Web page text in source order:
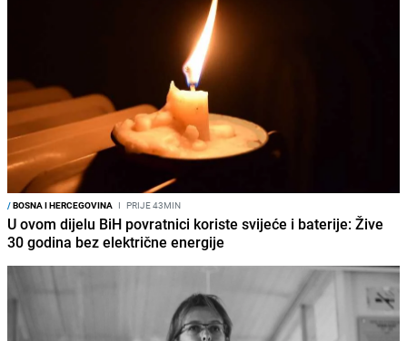
/BOSNA I HERCEGOVINA I PRIJE 43MIN
U ovom dijelu BiH povratnici koriste svijeće i baterije: Žive
30 godina bez električne energije